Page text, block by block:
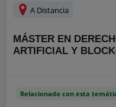
A Distancia
MÁSTER EN
ARTIFICIAL Y
Relacionado con esta